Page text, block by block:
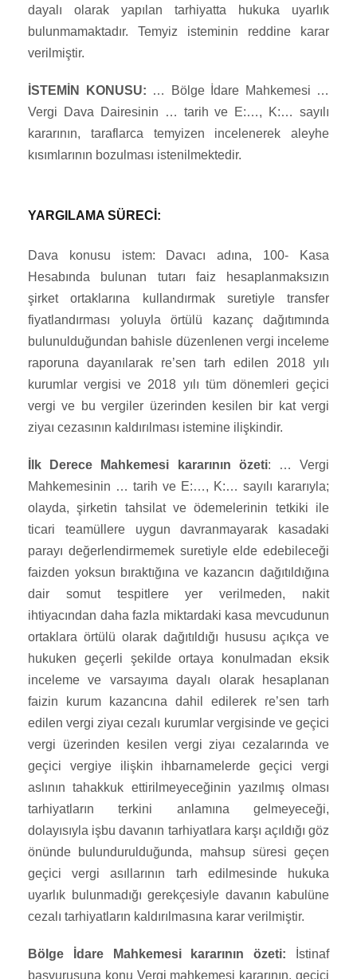
dayalı olarak yapılan tarhiyatta hukuka uyarlık
bulunmamaktadır. Temyiz isteminin reddine karar
verilmiştir.
İSTEMİN KONUSU: … Bölge İdare Mahkemesi …
Vergi Dava Dairesinin … tarih ve E:…, K:… sayılı
kararının, taraflarca temyizen incelenerek aleyhe
kısımlarının bozulması istenilmektedir.
YARGILAMA SÜRECİ:
Dava konusu istem: Davacı adına, 100- Kasa
Hesabında bulunan tutarı faiz hesaplanmaksızın
şirket ortaklarına kullandırmak suretiyle transfer
fiyatlandırması yoluyla örtülü kazanç dağıtımında
bulunulduğundan bahisle düzenlenen vergi inceleme
raporuna dayanılarak re’sen tarh edilen 2018 yılı
kurumlar vergisi ve 2018 yılı tüm dönemleri geçici
vergi ve bu vergiler üzerinden kesilen bir kat vergi
ziyaı cezasının kaldırılması istemine ilişkindir.
İlk Derece Mahkemesi kararının özeti: … Vergi
Mahkemesinin … tarih ve E:…, K:… sayılı kararıyla;
olayda, şirketin tahsilat ve ödemelerinin tetkiki ile
ticari teamüllere uygun davranmayarak kasadaki
parayı değerlendirmemek suretiyle elde edebileceği
faizden yoksun bıraktığına ve kazancın dağıtıldığına
dair somut tespitlere yer verilmeden, nakit
ihtiyacından daha fazla miktardaki kasa mevcudunun
ortaklara örtülü olarak dağıtıldığı hususu açıkça ve
hukuken geçerli şekilde ortaya konulmadan eksik
inceleme ve varsayıma dayalı olarak hesaplanan
faizin kurum kazancına dahil edilerek re’sen tarh
edilen vergi ziyaı cezalı kurumlar vergisinde ve geçici
vergi üzerinden kesilen vergi ziyaı cezalarında ve
geçici vergiye ilişkin ihbarnamelerde geçici vergi
aslının tahakkuk ettirilmeyeceğinin yazılmış olması
tarhiyatların terkini anlamına gelmeyeceği,
dolayısıyla işbu davanın tarhiyatlara karşı açıldığı göz
önünde bulundurulduğunda, mahsup süresi geçen
geçici vergi asıllarının tarh edilmesinde hukuka
uyarlık bulunmadığı gerekçesiyle davanın kabulüne
cezalı tarhiyatların kaldırılmasına karar verilmiştir.
Bölge İdare Mahkemesi kararının özeti: İstinaf
başvurusuna konu Vergi mahkemesi kararının, geçici